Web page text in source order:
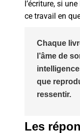
l’écriture, si
ce travail en
Chaque
l’âme de
que
ressentir.
Les